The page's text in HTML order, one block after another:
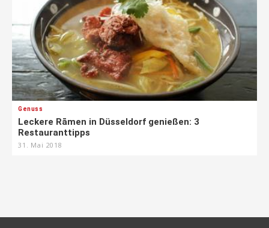
Genuss
Leckere Rāmen in Düsseldorf genießen: 3
Restauranttipps
31. Mai 2018